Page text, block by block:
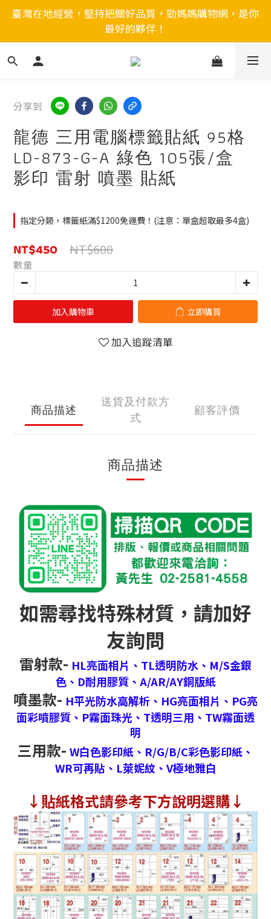
臺灣在地經營，堅持把關好品質，勁媽媽購物網，是你
最好的夥伴！
分享到
龍德 三用電腦標籤貼紙 95格
LD-873-G-A 綠色 105張/盒
影印 雷射 噴墨 貼紙
指定分類，標籤紙滿$1200免運費！(注意：單盒超取最多4盒)
NT$450 NT$600
數量
加入購物車 立即購買
加入追蹤清單
商品描述
送貨及付款方
式
顧客評價
商品描述
如需尋找特殊材質，請加好
友詢問
雷射款- HL亮面相片、 TL透明防水、 M/S金銀
色、 D耐用膠質、 A/AR/AY銅版紙
噴墨款- H平光防水高解析、 HG亮面相片、 PG亮
面彩噴膠質、 P霧面珠光、 T透明三用、 TW霧面透
明
三用款- W白色影印紙、 R/G/B/C彩色影印紙、
WR可再貼、 L萊妮紋、 V極地雅白
↓ 貼紙格式請參考下方說明選購↓